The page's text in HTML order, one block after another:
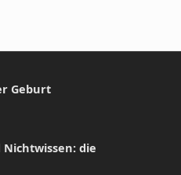
Geburt
Nichtwissen: die